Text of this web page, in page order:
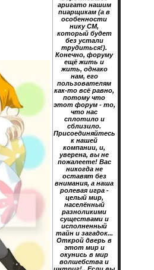
аригато нашим
пиарщикам (а в
особенности
нику CM,
который будет
без устали
трудиться!).
Конечно, форуму
ещё жить и
жить, однако
нам, его
пользователям
как-то всё равно,
потому что
этот форум - то,
что нас
сплотило и
сблизило.
Присоединяйтесь
к нашей
компании, и,
уверена, вы не
пожалеете! Вас
никогда не
оставят без
внимания, а наша
ролевая игра -
целый мир,
населённый
разноликими
существами и
исполненный
тайн и загадок...
Открой дверь в
этот мир и
окунись в мир
волшебства и